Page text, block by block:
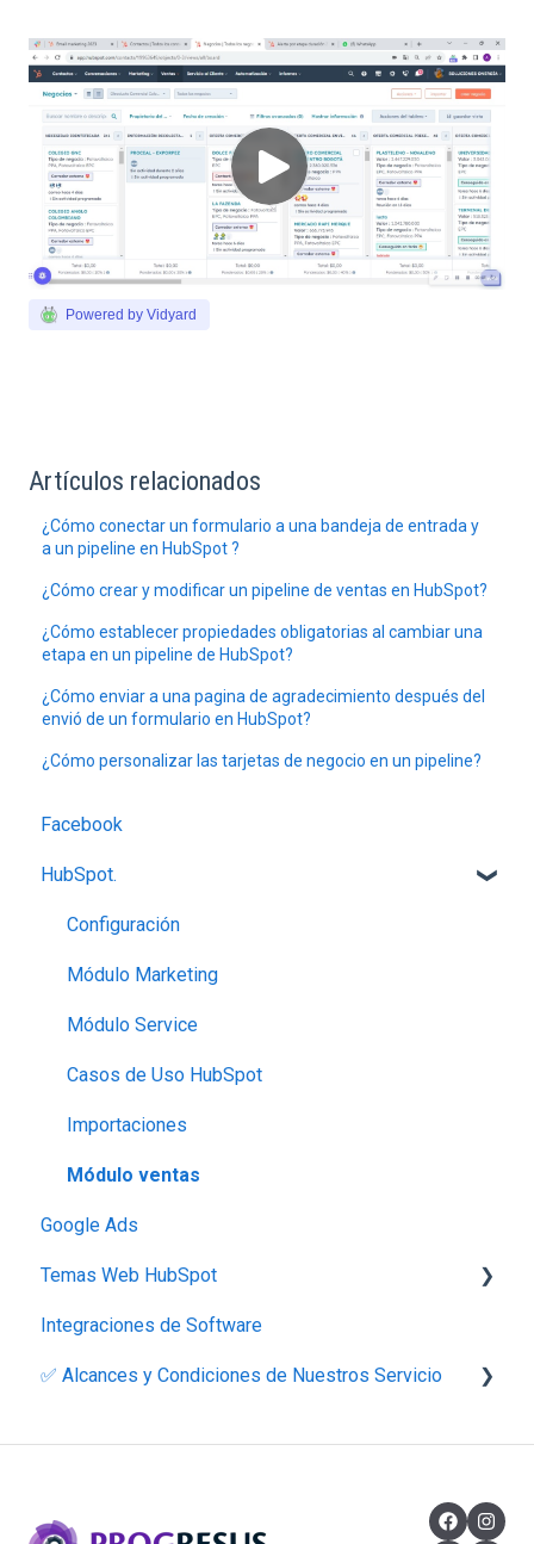
Powered by Vidyard
Artículos relacionados
¿Cómo conectar un formulario a una bandeja de entrada y
a un pipeline en HubSpot ?
¿Cómo crear y modificar un pipeline de ventas en HubSpot?
¿Cómo establecer propiedades obligatorias al cambiar una
etapa en un pipeline de HubSpot?
¿Cómo enviar a una pagina de agradecimiento después del
envió de un formulario en HubSpot?
¿Cómo personalizar las tarjetas de negocio en un pipeline?
Facebook
HubSpot.
Configuración
Módulo Marketing
Módulo Service
Casos de Uso HubSpot
Importaciones
Módulo ventas
Google Ads
Temas Web HubSpot
Lite Theme
Integraciones de Software
✅ Alcances y Condiciones de Nuestros Servicio